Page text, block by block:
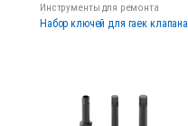
Инструменты для ремонта
форсунок
Набор ключей для гаек клапана